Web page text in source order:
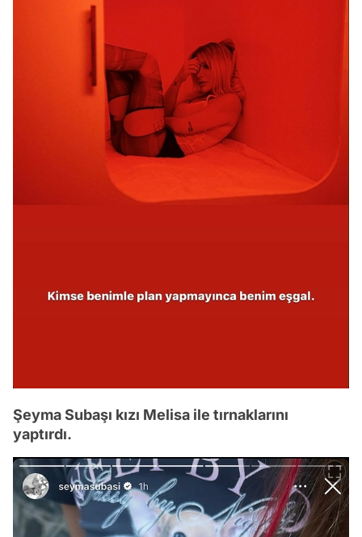
Şeyma Subaşı kızı Melisa ile tırnaklarını
yaptırdı.